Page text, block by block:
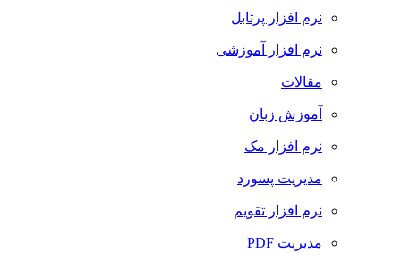
نرم افزار پرتابل
نرم افزار آموزشی
مقالات
آموزش زبان
نرم افزار مک
مدیریت پسورد
نرم افزار تقویم
مدیریت PDF